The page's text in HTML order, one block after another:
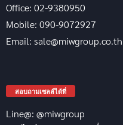
Office: 02-9380950
Mobile: 090-9072927
Email: sale@miwgroup.co.th
สอบถามเซลล์ได้ที่
Line@: @miwgroup